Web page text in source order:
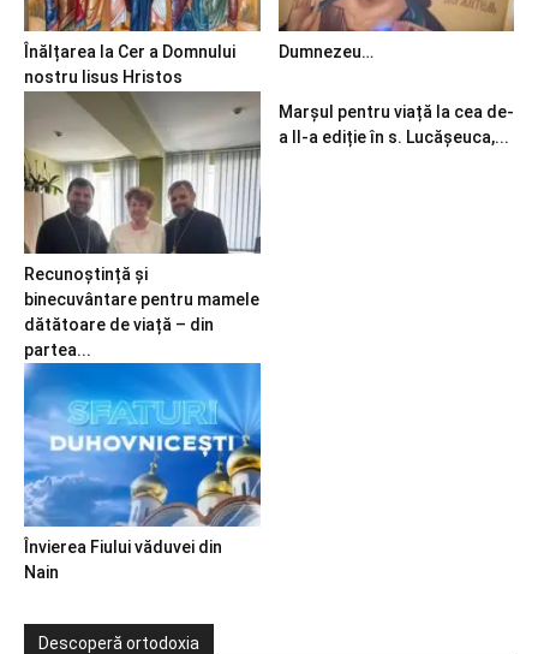
Înălțarea la Cer a Domnului
nostru Iisus Hristos
Dumnezeu…
Recunoștință și
binecuvântare pentru mamele
dătătoare de viață – din
partea...
Marșul pentru viață la cea de-
a II-a ediție în s. Lucășeuca,...
Învierea Fiului văduvei din
Nain
Descoperă ortodoxia